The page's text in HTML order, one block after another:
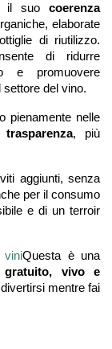
il suo coerenza
elaborate
di riutilizzo.
di ridurre
e promuovere
del vino.
pienamente nelle
trasparenza, più
aggiunti, senza
per il consumo
e di un terroir
viniQuesta è una
gratuito, vivo e
mentre fai